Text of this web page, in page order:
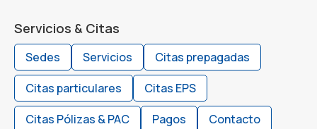
Servicios & Citas
Sedes Servicios
Citas prepagadas
Citas particulares
Citas EPS
Citas Pólizas & PAC
Pagos Contacto